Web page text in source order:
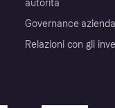
autorità
Governance
Relazioni con gli